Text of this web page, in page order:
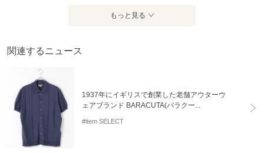
もっと見る
関連するニュース
1937年にイギリスで創業した老舗アウターウ
ェアブランド BARACUTA(バラクー...
#item SELECT